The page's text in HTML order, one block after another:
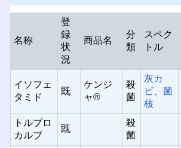
名称
登
録
状
況
商品名
分
類
スペク
トル
イソフェ
タミド
既
ケンジ
ャ®
殺
菌
灰カ
ビ、菌
核
トルプロ
カルブ
既
殺
菌